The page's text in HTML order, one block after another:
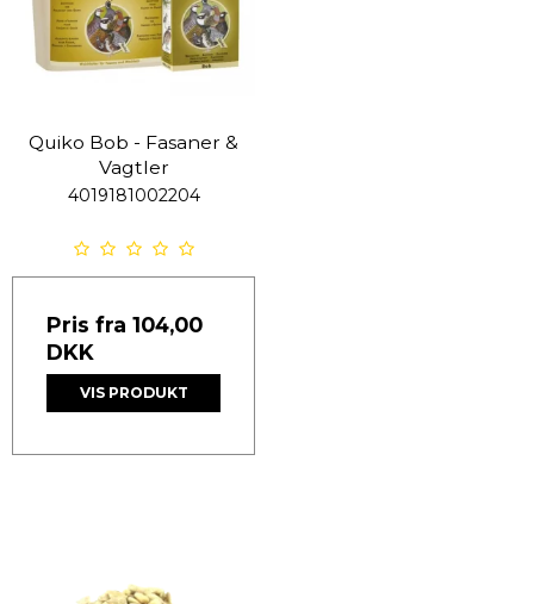
Quiko Bob - Fasaner &
Vagtler
4019181002204
Pris fra 104,00
DKK
VIS PRODUKT